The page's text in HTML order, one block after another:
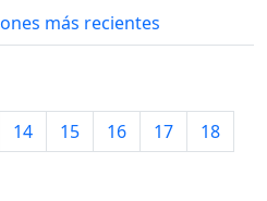
más recientes
14 15 16 17
18